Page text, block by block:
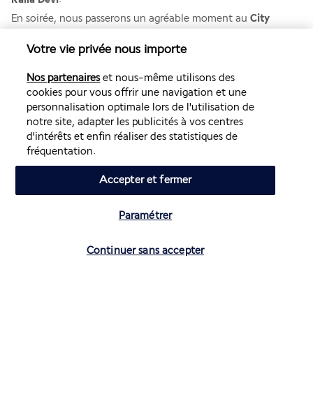
En soirée, nous passerons un agréable moment au City
Repas inclus: petit-déjeuner.
JOUR 8: DE KARAULI A AGRA: LES TEMPLES A
L'HONNEUR
construite par le grand empereur Akbar. Nous découvrirons
Votre vie privée nous importe
Nos partenaireset nous-même utilisons des
cookies pour vous offrir une navigation et une
personnalisation optimale lors de l'utilisation de
notre site, adapter les publicités à vos centres
d'intérêts et enfin réaliser des statistiques de
fréquentation.
Paramétrer
Continuer sans accepter
Accepter et fermer